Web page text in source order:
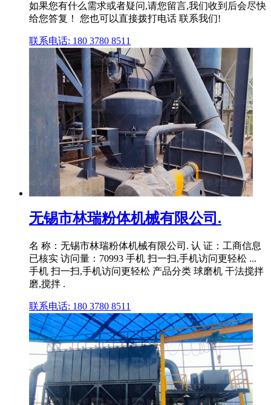
如果您有什么需求或者疑问,请您留言,我们收到后会尽快
给您答复！ 您也可以直接拨打电话 联系我们!
联系电话: 180 3780 8511
无锡市林瑞粉体机械有限公司.
名 称：无锡市林瑞粉体机械有限公司. 认 证：工商信息
已核实 访问量：70993 手机 扫一扫,手机访问更轻松 ...
手机 扫一扫,手机访问更轻松 产品分类 球磨机 干法搅拌
磨,搅拌 .
联系电话: 180 3780 8511